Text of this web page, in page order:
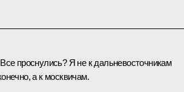
Все проснулись? Я не к дальневосточникам
а к москвичам.